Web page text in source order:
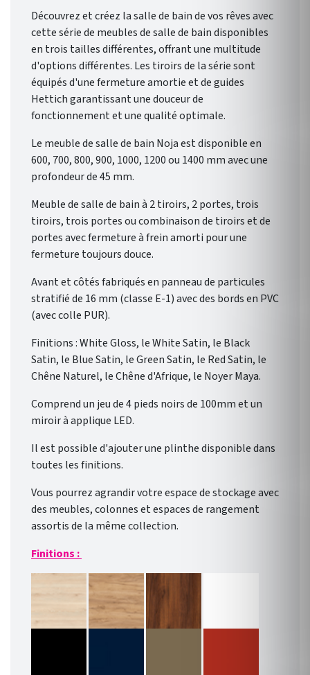
une salle de bain qui vous
ressemble.
Découvrez et créez la salle de bain de vos rêves avec
cette série de meubles de salle de bain disponibles
en trois tailles différentes, offrant une multitude
d'options différentes. Les tiroirs de la série sont
équipés d'une fermeture amortie et de guides
Hettich garantissant une douceur de
fonctionnement et une qualité optimale.
Le meuble de salle de bain Noja est disponible en
600, 700, 800, 900, 1000, 1200 ou 1400 mm avec une
profondeur de 45 mm.
Meuble de salle de bain à 2 tiroirs, 2 portes, trois
tiroirs, trois portes ou combinaison de tiroirs et de
portes avec fermeture à frein amorti pour une
fermeture toujours douce.
Avant et côtés fabriqués en panneau de particules
stratifié de 16 mm (classe E-1) avec des bords en PVC
(avec colle PUR).
Finitions : White Gloss, le White Satin, le Black
Satin, le Blue Satin, le Green Satin, le Red Satin, le
Chêne Naturel, le Chêne d'Afrique, le Noyer Maya.
Comprend un jeu de 4 pieds noirs de 100mm et un
miroir à applique LED.
Il est possible d'ajouter une plinthe disponible dans
toutes les finitions.
Vous pourrez agrandir votre espace de stockage avec
des meubles, colonnes et espaces de rangement
assortis de la même collection.
Finitions :